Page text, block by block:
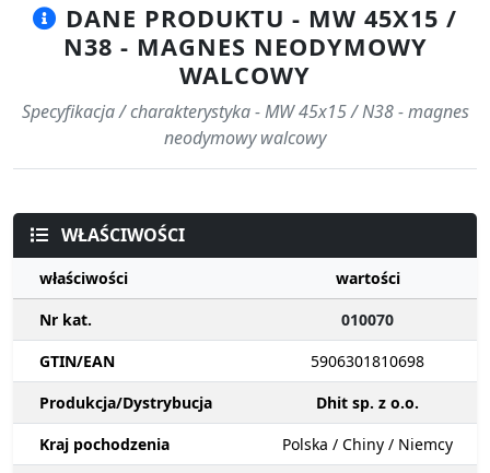
DANE PRODUKTU - MW 45X15 /
N38 - MAGNES NEODYMOWY
WALCOWY
Specyfikacja / charakterystyka - MW 45x15 / N38 - magnes
neodymowy walcowy
WŁAŚCIWOŚCI
właściwości
wartości
Nr kat.
010070
GTIN/EAN
5906301810698
Produkcja/Dystrybucja
Dhit sp. z o.o.
Kraj pochodzenia
Polska / Chiny / Niemcy